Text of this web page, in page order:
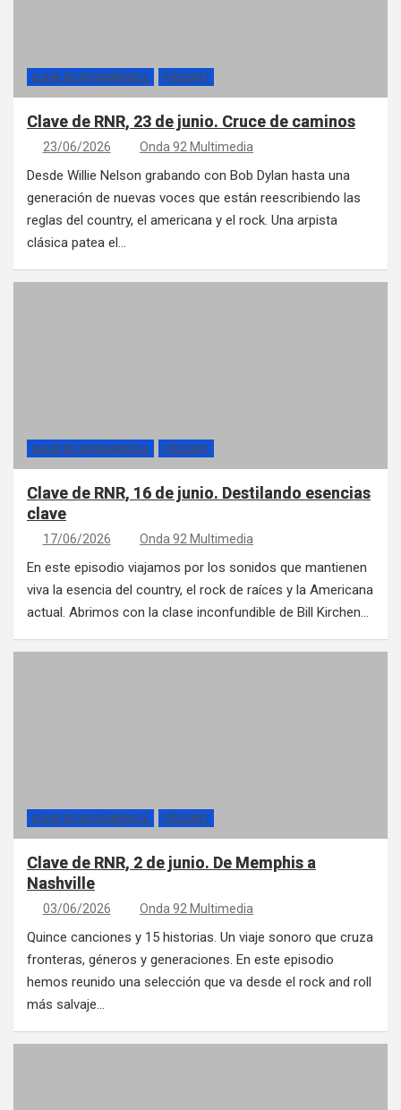
CLAVE DE ROCKANDROLL PÓDCAST
Clave de RNR, 23 de junio. Cruce de caminos
23/06/2026 Onda 92 Multimedia
Desde Willie Nelson grabando con Bob Dylan hasta una
generación de nuevas voces que están reescribiendo las
reglas del country, el americana y el rock. Una arpista
clásica patea el…
CLAVE DE ROCKANDROLL PÓDCAST
Clave de RNR, 16 de junio. Destilando esencias
clave
17/06/2026 Onda 92 Multimedia
En este episodio viajamos por los sonidos que mantienen
viva la esencia del country, el rock de raíces y la Americana
actual. Abrimos con la clase inconfundible de Bill Kirchen…
CLAVE DE ROCKANDROLL PÓDCAST
Clave de RNR, 2 de junio. De Memphis a
Nashville
03/06/2026 Onda 92 Multimedia
Quince canciones y 15 historias. Un viaje sonoro que cruza
fronteras, géneros y generaciones. En este episodio
hemos reunido una selección que va desde el rock and roll
más salvaje…